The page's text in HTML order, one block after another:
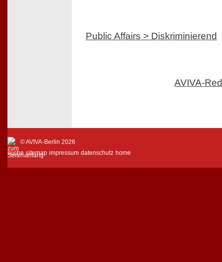
Public Affairs > Diskriminierend
AVIVA-
© AVIVA-Berlin 2026
suche sitemap impressum datenschutz home